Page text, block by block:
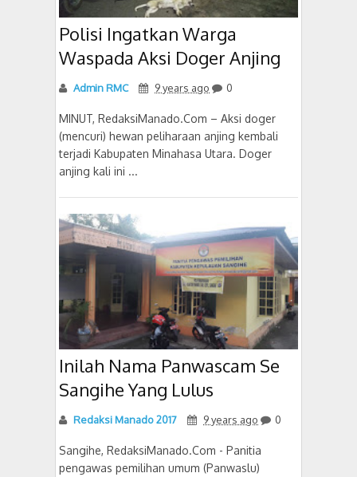
Polisi Ingatkan Warga
Waspada Aksi Doger Anjing
Admin RMC 9 years ago 0
MINUT, RedaksiManado.Com – Aksi doger
(mencuri) hewan peliharaan anjing kembali
terjadi Kabupaten Minahasa Utara. Doger
anjing kali ini ...
Inilah Nama Panwascam Se
Sangihe Yang Lulus
Redaksi Manado 2017 9 years ago 0
Sangihe, RedaksiManado.Com - Panitia
pengawas pemilihan umum (Panwaslu)